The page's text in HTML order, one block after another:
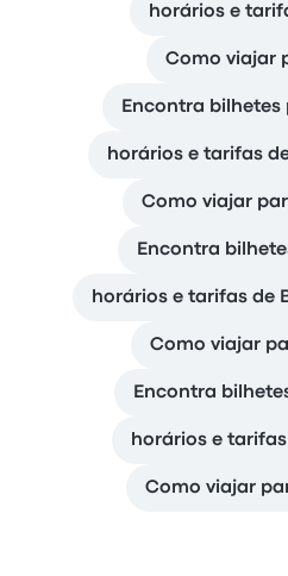
horários e
Como viajar
Encontra bilhetes
horários e tarifas
Como viajar
Encontra
horários e tarifas de
Como viajar
Encontra
horários e
Como viajar